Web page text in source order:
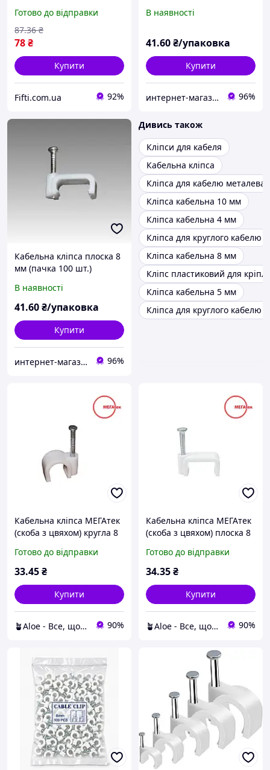
Готово до відправки
78₴
87.36 ₴
Купити
Fifti.com.ua 92%
В наявності
41.60₴/упаковка
Купити
интернет-магазин Zamok911 96%
Кабельна кліпса плоска 8
мм (пачка 100 шт.)
В наявності
41.60₴/упаковка
Купити
интернет-магазин Zamok911 96%
Дивись також
Кліпси для кабеля
Кабельна кліпса
Кліпса для кабелю металева
Кліпса кабельна 10 мм
Кліпса кабельна 4 мм
Кліпса для круглого кабелю
Кліпса кабельна 8 мм
Кліпс пластиковий для
Кліпса кабельна 5 мм
Кліпса для круглого кабелю
Кабельна кліпса МЕГАтек
(скоба з цвяхом) кругла 8
Готово до відправки
33.45₴
Купити
🪴Aloe - Все, що потрібно — в одному магазині! 90%
Кабельна кліпса МЕГАтек
(скоба з цвяхом) плоска 8
Готово до відправки
34.35₴
Купити
🪴Aloe - Все, що потрібно — в одному магазині! 90%